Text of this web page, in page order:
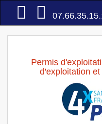
Accueil
Permis
d'exploitation